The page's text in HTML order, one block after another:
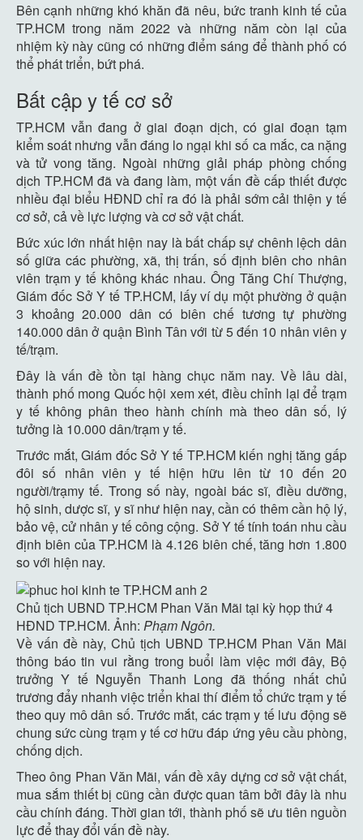
Bên cạnh những khó khăn đã nêu, bức tranh kinh tế của
TP.HCM trong năm 2022 và những năm còn lại của
nhiệm kỳ này cũng có những điểm sáng để thành phố có
thể phát triển, bứt phá.
Bất cập y tế cơ sở
TP.HCM vẫn đang ở giai đoạn dịch, có giai đoạn tạm
kiểm soát nhưng vẫn đáng lo ngại khi số ca mắc, ca nặng
và tử vong tăng. Ngoài những giải pháp phòng chống
dịch TP.HCM đã và đang làm, một vấn đề cấp thiết được
nhiều đại biểu HĐND chỉ ra đó là phải sớm cải thiện y tế
cơ sở, cả về lực lượng và cơ sở vật chất.
Bức xúc lớn nhất hiện nay là bất chấp sự chênh lệch dân
số giữa các phường, xã, thị trấn, số định biên cho nhân
viên trạm y tế không khác nhau. Ông Tăng Chí Thượng,
Giám đốc Sở Y tế TP.HCM, lấy ví dụ một phường ở quận
3 khoảng 20.000 dân có biên chế tương tự phường
140.000 dân ở quận Bình Tân với từ 5 đến 10 nhân viên y
tế/trạm.
Đây là vấn đề tồn tại hàng chục năm nay. Về lâu dài,
thành phố mong Quốc hội xem xét, điều chỉnh lại để trạm
y tế không phân theo hành chính mà theo dân số, lý
tưởng là 10.000 dân/trạm y tế.
Trước mắt, Giám đốc Sở Y tế TP.HCM kiến nghị tăng gấp
đôi số nhân viên y tế hiện hữu lên từ 10 đến 20
người/trạmy tế. Trong số này, ngoài bác sĩ, điều dưỡng,
hộ sinh, dược sĩ, y sĩ như hiện nay, cần có thêm cần hộ lý,
bảo vệ, cử nhân y tế công cộng. Sở Y tế tính toán nhu cầu
định biên của TP.HCM là 4.126 biên chế, tăng hơn 1.800
so với hiện nay.
Chủ tịch UBND TP.HCM Phan Văn Mãi tại kỳ họp thứ 4
HĐND TP.HCM. Ảnh: Phạm Ngôn.
Về vấn đề này, Chủ tịch UBND TP.HCM Phan Văn Mãi
thông báo tin vui rằng trong buổi làm việc mới đây, Bộ
trưởng Y tế Nguyễn Thanh Long đã thống nhất chủ
trương đẩy nhanh việc triển khai thí điểm tổ chức trạm y tế
theo quy mô dân số. Trước mắt, các trạm y tế lưu động sẽ
chung sức cùng trạm y tế cơ hữu đáp ứng yêu cầu phòng,
chống dịch.
Theo ông Phan Văn Mãi, vấn đề xây dựng cơ sở vật chất,
mua sắm thiết bị cũng cần được quan tâm bởi đây là nhu
cầu chính đáng. Thời gian tới, thành phố sẽ ưu tiên nguồn
lực để thay đổi vấn đề này.